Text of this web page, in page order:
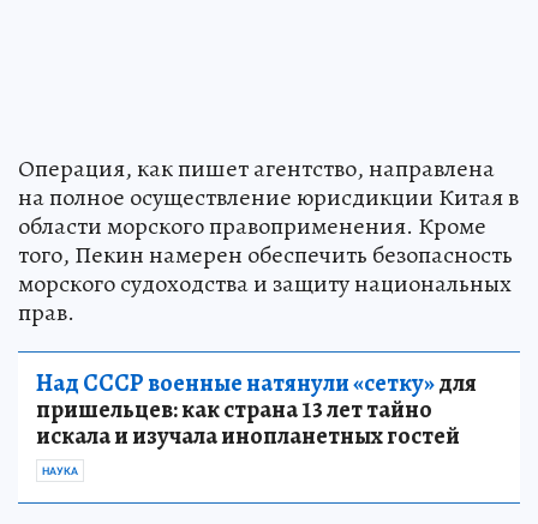
Операция, как пишет агентство, направлена
на полное осуществление юрисдикции Китая в
области морского правоприменения. Кроме
того, Пекин намерен обеспечить безопасность
морского судоходства и защиту национальных
прав.
Над СССР военные натянули «сетку»для
пришельцев: как страна 13 лет тайно
искала и изучала инопланетных гостей
НАУКА